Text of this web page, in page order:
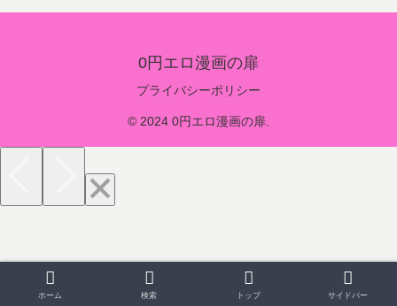
0円エロ漫画の扉
プライバシーポリシー
© 2024 0円エロ漫画の扉.
ホーム 検索 トップ サイドバー